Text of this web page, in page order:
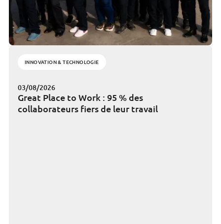
INNOVATION & TECHNOLOGIE
03/08/2026
Great Place to Work : 95 % des
collaborateurs fiers de leur travail